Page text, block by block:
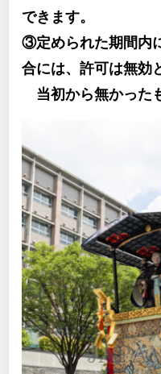
できます。
③定められた期間内
合には、許可は無効
当初から無かった